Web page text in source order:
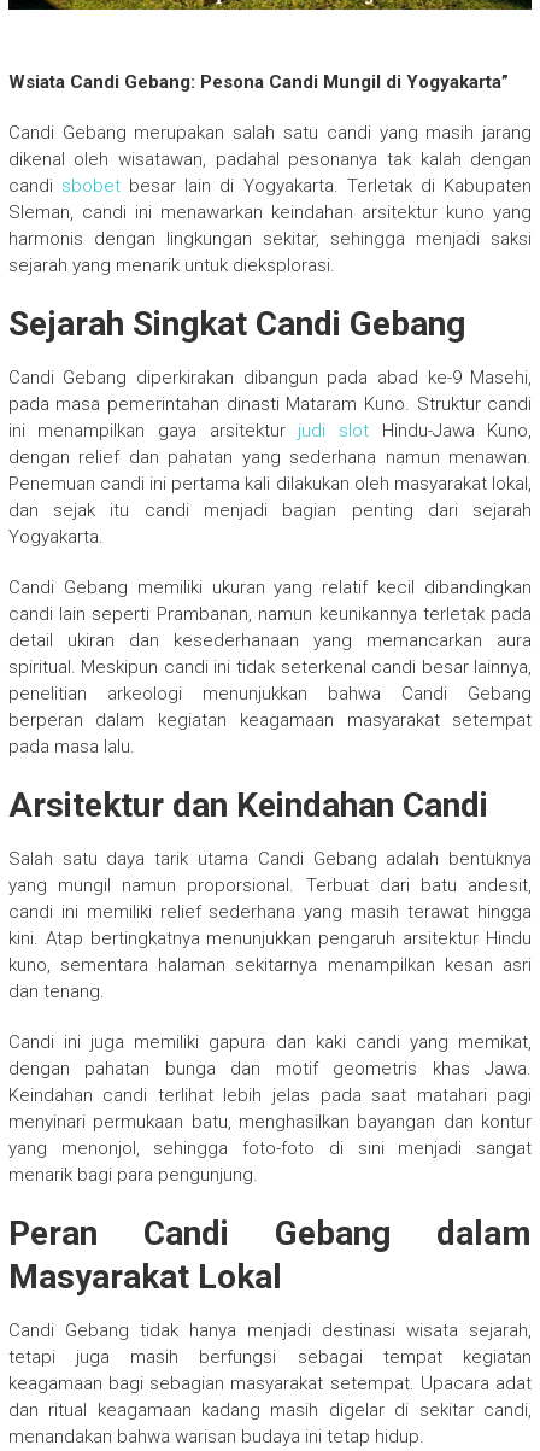
Wsiata Candi Gebang: Pesona Candi Mungil di Yogyakarta”
Candi Gebang merupakan salah satu candi yang masih jarang
dikenal oleh wisatawan, padahal pesonanya tak kalah dengan
candi sbobetbesar lain di Yogyakarta. Terletak di Kabupaten
Sleman, candi ini menawarkan keindahan arsitektur kuno yang
harmonis dengan lingkungan sekitar, sehingga menjadi saksi
sejarah yang menarik untuk dieksplorasi.
Sejarah Singkat Candi Gebang
Candi Gebang diperkirakan dibangun pada abad ke-9 Masehi,
pada masa pemerintahan dinasti Mataram Kuno. Struktur candi
ini menampilkan gaya arsitektur judi slotHindu-Jawa Kuno,
dengan relief dan pahatan yang sederhana namun menawan.
Penemuan candi ini pertama kali dilakukan oleh masyarakat lokal,
dan sejak itu candi menjadi bagian penting dari sejarah
Yogyakarta.
Candi Gebang memiliki ukuran yang relatif kecil dibandingkan
candi lain seperti Prambanan, namun keunikannya terletak pada
detail ukiran dan kesederhanaan yang memancarkan aura
spiritual. Meskipun candi ini tidak seterkenal candi besar lainnya,
penelitian arkeologi menunjukkan bahwa Candi Gebang
berperan dalam kegiatan keagamaan masyarakat setempat
pada masa lalu.
Arsitektur dan Keindahan Candi
Salah satu daya tarik utama Candi Gebang adalah bentuknya
yang mungil namun proporsional. Terbuat dari batu andesit,
candi ini memiliki relief sederhana yang masih terawat hingga
kini. Atap bertingkatnya menunjukkan pengaruh arsitektur Hindu
kuno, sementara halaman sekitarnya menampilkan kesan asri
dan tenang.
Candi ini juga memiliki gapura dan kaki candi yang memikat,
dengan pahatan bunga dan motif geometris khas Jawa.
Keindahan candi terlihat lebih jelas pada saat matahari pagi
menyinari permukaan batu, menghasilkan bayangan dan kontur
yang menonjol, sehingga foto-foto di sini menjadi sangat
menarik bagi para pengunjung.
Peran Candi Gebang dalam
Masyarakat Lokal
Candi Gebang tidak hanya menjadi destinasi wisata sejarah,
tetapi juga masih berfungsi sebagai tempat kegiatan
keagamaan bagi sebagian masyarakat setempat. Upacara adat
dan ritual keagamaan kadang masih digelar di sekitar candi,
menandakan bahwa warisan budaya ini tetap hidup.